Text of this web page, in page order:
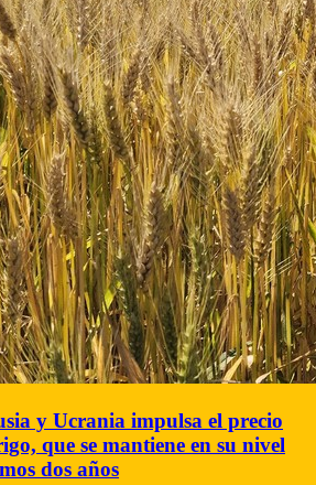
y Ucrania impulsa el precio
que se mantiene en su nivel
dos años